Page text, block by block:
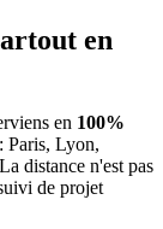
en
en 100%
Paris, Lyon,
distance n'est pas
de projet